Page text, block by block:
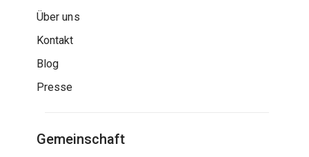
Über uns
Kontakt
Blog
Presse
Gemeinschaft